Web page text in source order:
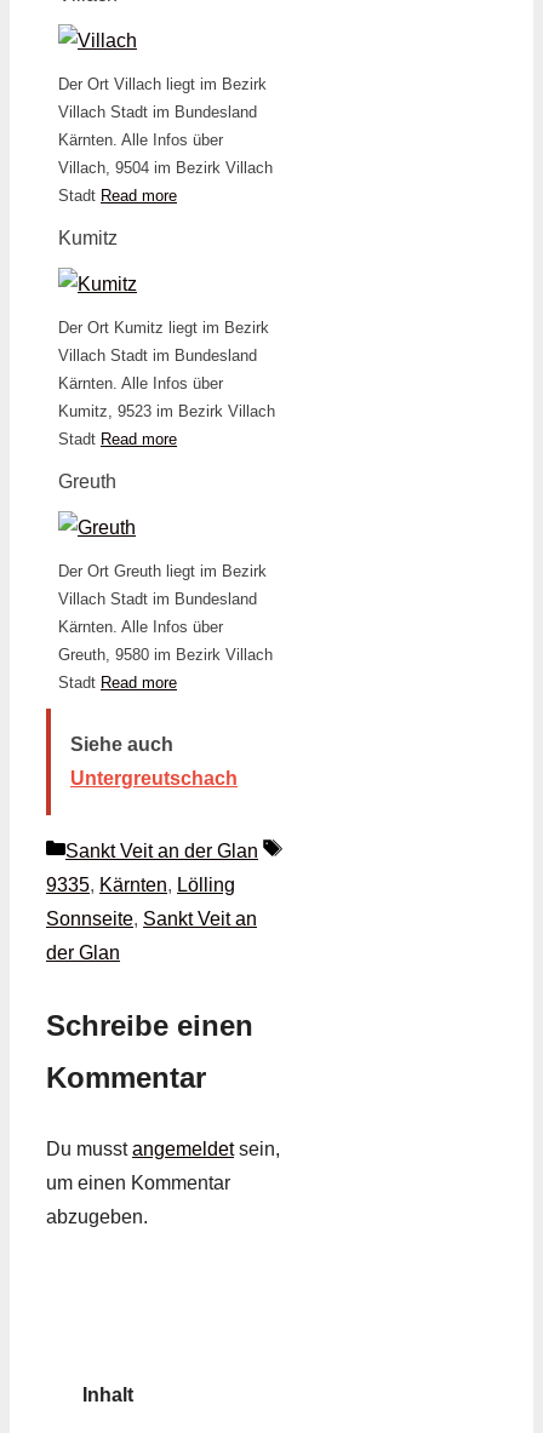
Der Ort Villach liegt im Bezirk
Villach Stadt im Bundesland
Kärnten. Alle Infos über
Villach, 9504 im Bezirk Villach
Stadt Read more
Kumitz
Der Ort Kumitz liegt im Bezirk
Villach Stadt im Bundesland
Kärnten. Alle Infos über
Kumitz, 9523 im Bezirk Villach
Stadt Read more
Greuth
Der Ort Greuth liegt im Bezirk
Villach Stadt im Bundesland
Kärnten. Alle Infos über
Greuth, 9580 im Bezirk Villach
Stadt Read more
Siehe auch
Untergreutschach
Kategorien
Sankt Veit an der Glan
Schlagwörter
9335, Kärnten, Lölling
Sonnseite, Sankt Veit an
der Glan
Schreibe einen
Kommentar
Du musstangemeldetsein,
um einen Kommentar
abzugeben.
Inhalt